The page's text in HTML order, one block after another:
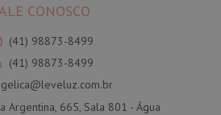
CONOSCO
(41) 98873-8499
(41) 98873-8499
Argentina, 665, Sala 801 - Água